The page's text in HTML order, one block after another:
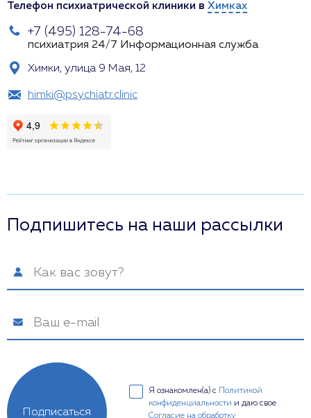
Телефон психиатрической клиники в Химках
+7 (495) 128-74-68
психиатрия 24/7 Информационная служба
Химки, улица 9 Мая, 12
himki@psychiatr.clinic
Подпишитесь на наши рассылки
Я ознакомлен(а) с
Политикой
конфиденциальности и даю свое
Согласие на обработку
Подписаться